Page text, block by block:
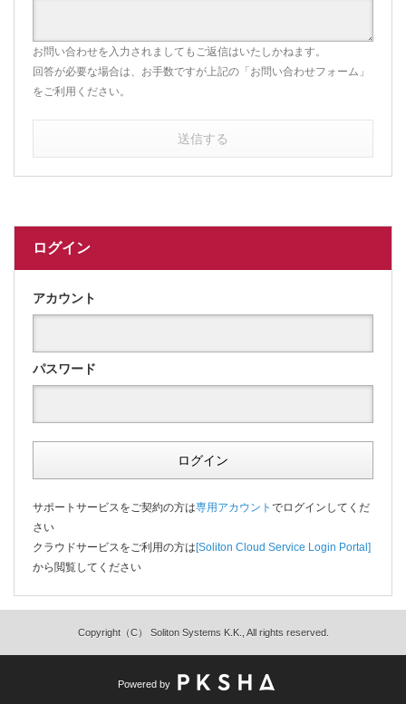
お問い合わせを入力されましてもご返信はいたしかねます。
回答が必要な場合は、お手数ですが上記の「お問い合わせフォーム」
をご利用ください。
送信する
ログイン
アカウント
パスワード
ログイン
サポートサービスをご契約の方は専用アカウント でログインしてくだ
さい
クラウドサービスをご利用の方は[Soliton Cloud Service Login Portal]
から閲覧してください
Copyright（C） Soliton Systems K.K., All rights reserved.
Powered by